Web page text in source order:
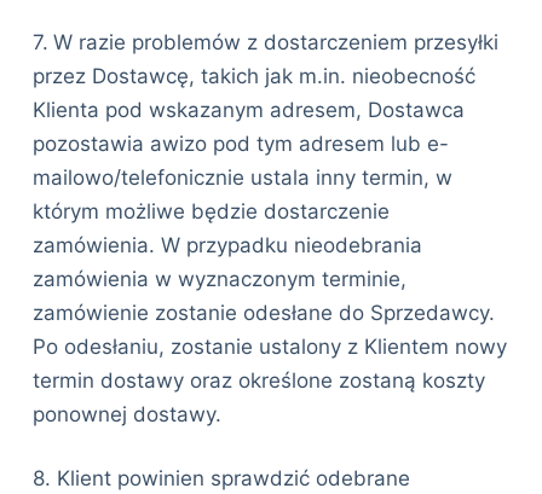
7. W razie problemów z dostarczeniem przesyłki
przez Dostawcę, takich jak m.in. nieobecność
Klienta pod wskazanym adresem, Dostawca
pozostawia awizo pod tym adresem lub e-
mailowo/telefonicznie ustala inny termin, w
którym możliwe będzie dostarczenie
zamówienia. W przypadku nieodebrania
zamówienia w wyznaczonym terminie,
zamówienie zostanie odesłane do Sprzedawcy.
Po odesłaniu, zostanie ustalony z Klientem nowy
termin dostawy oraz określone zostaną koszty
ponownej dostawy.
8. Klient powinien sprawdzić odebrane